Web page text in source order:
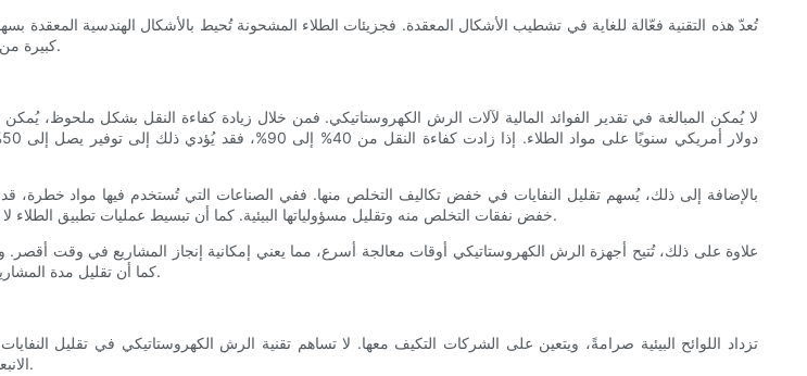
تُعدّ هذه التقنية فعّالة للغاية في تشطيب الأشكال المعقدة. فجزيئات الطلاء المشحونة تُحيط بالأشكال الهندسية
كبيرة من الطلاء. ونتيجةً لذلك، يُمكن للشركات تحقيق تشطيبات رائعة باستخدام كميات أقل بكثير من المواد.
بالإضافة إلى ذلك، يُسهم تقليل النفايات في خفض تكاليف التخلص منها. ففي الصناعات التي تُستخدم فيها مواد خطرة،
خفض نفقات التخلص منه وتقليل مسؤولياتها البيئية. كما أن تبسيط عمليات تطبيق الطلاء لا يُحقق وفورات مباشرة في التكاليف فحسب، بل يُعزز أيضًا الامتثال للوائح البيئية المتزايدة الصرامة.
علاوة على ذلك، تُتيح أجهزة الرش الكهروستاتيكي أوقات معالجة أسرع، مما يعني إمكانية إنجاز المشاريع في وقت أقصر.
كما أن تقليل مدة المشاريع قد يؤدي إلى إبرام المزيد من العقود خلال السنة المالية، مما يخلق فرصًا إضافية لزيادة الإيرادات.
تزداد اللوائح البيئية صرامةً، ويتعين على الشركات التكيف معها. لا تساهم تقنية الرش الكهروستاتيكي في تقليل
الانبعاثات الضارة ومستويات المركبات العضوية المتطايرة، تدعم الشركات ممارسات الأعمال المستدامة.